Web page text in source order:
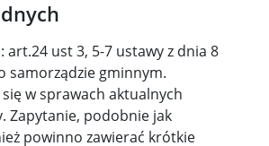
art.24 ust 3, 5-7 ustawy z dnia 8
samorządzie gminnym.
się w sprawach aktualnych
Zapytanie, podobnie jak
powinno zawierać krótkie